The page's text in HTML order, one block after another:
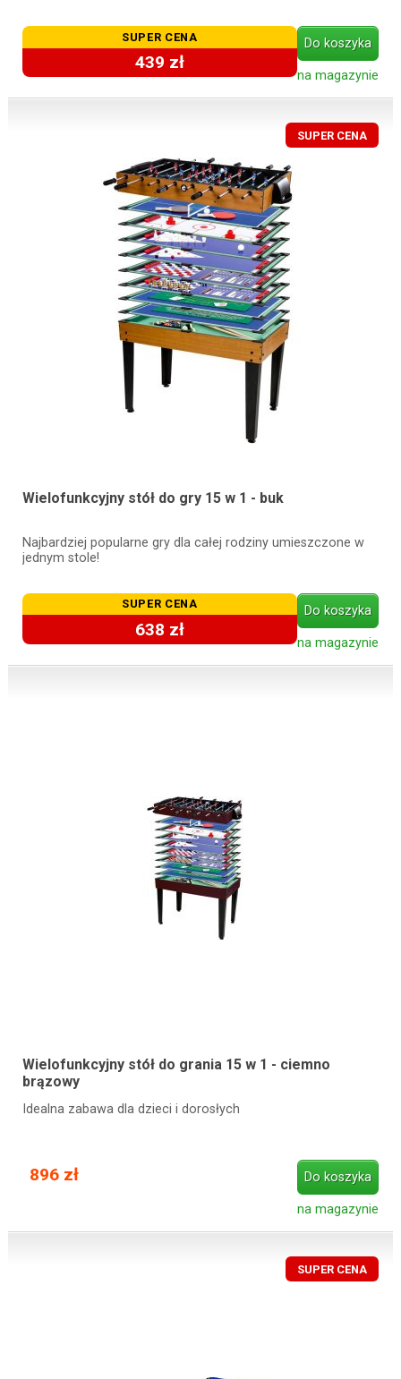
SUPER CENA
439 zł
Do koszyka
na magazynie
SUPER CENA
Wielofunkcyjny stół do gry 15 w 1 - buk
Najbardziej popularne gry dla całej rodziny umieszczone w
jednym stole!
SUPER CENA
638 zł
Do koszyka
na magazynie
Wielofunkcyjny stół do grania 15 w 1 - ciemno
brązowy
Idealna zabawa dla dzieci i dorosłych
896 zł Do koszyka
na magazynie
SUPER CENA